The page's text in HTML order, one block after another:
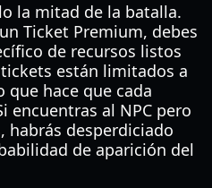
la mitad de la batalla.
Ticket Premium, debes
de recursos listos
están limitados a
que hace que cada
encuentras al NPC pero
habrás desperdiciado
de aparición del